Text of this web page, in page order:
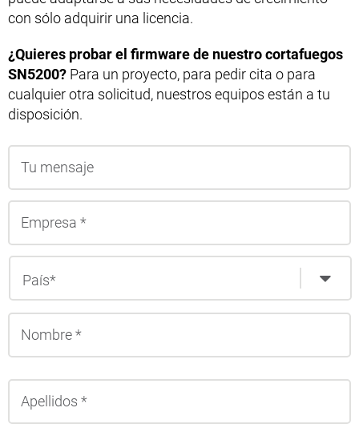
con sólo adquirir una licencia.
¿Quieres probar el firmware de nuestro cortafuegos
SN5200? Para un proyecto, para pedir cita o para
cualquier otra solicitud, nuestros equipos están a tu
disposición.